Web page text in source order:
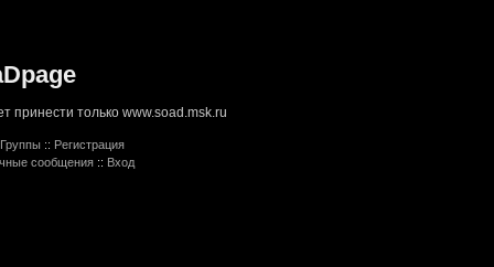
принести только www.soad.msk.ru
Группы :: Регистрация
сообщения :: Вход